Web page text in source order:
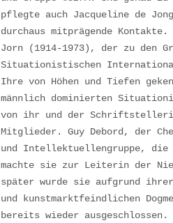
pflegte auch Jacqueline de
durchaus mitprägende
Jorn (1914-1973), der zu den
Situationistischen
Ihre von Höhen und Tiefen
männlich dominierten
von ihr und der
Mitglieder. Guy Debord, der
und Intellektuellengruppe, die
machte sie zur Leiterin der
später wurde sie aufgrund
und kunstmarktfeindlichen
bereits wieder